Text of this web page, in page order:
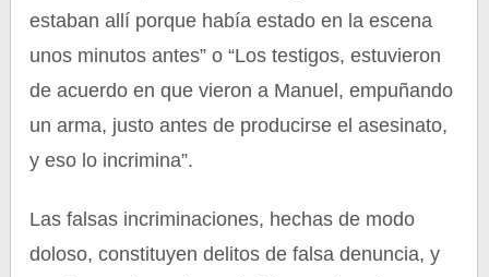
estaban allí porque había estado en la escena
unos minutos antes” o “Los testigos, estuvieron
de acuerdo en que vieron a Manuel, empuñando
un arma, justo antes de producirse el asesinato,
y eso lo incrimina”.
Las falsas incriminaciones, hechas de modo
doloso, constituyen delitos de falsa denuncia, y